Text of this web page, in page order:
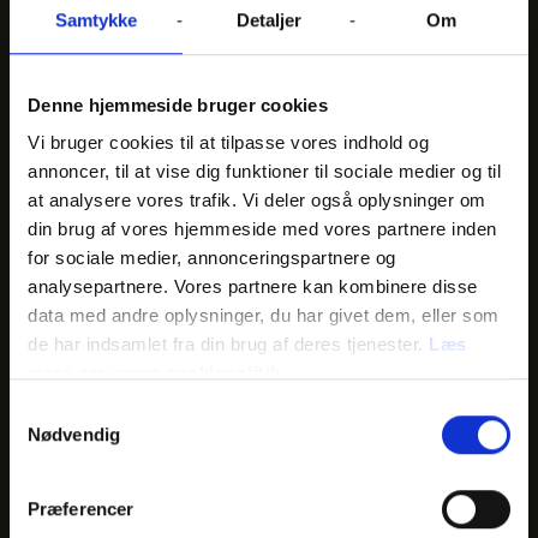
Samtykke Detaljer Om
Denne hjemmeside bruger cookies
Vi bruger cookies til at tilpasse vores indhold og
annoncer, til at vise dig funktioner til sociale medier og til
at analysere vores trafik. Vi deler også oplysninger om
din brug af vores hjemmeside med vores partnere inden
for sociale medier, annonceringspartnere og
analysepartnere. Vores partnere kan kombinere disse
data med andre oplysninger, du har givet dem, eller som
de har indsamlet fra din brug af deres tjenester. Læs
Nødvendig
Præferencer
10.04.2026
Alt for damerne bygger bro over
I Alt for damernes podcast Mit yngre jeg spørger
nogle af Danmarks mest livserfarne kvinder som
Vigga Bro, Hilda Heick, Bodil Jørgensen og Pia
Kjærsgaard: Hvilket råd ville du ønske, du havde
givet til dit yngre jeg? Sådan lyder starten på en
række ærlige og indsigtsfulde samtaler mellem to
kvinder på tværs af generationer.
Flygt fra mareridtet på skærmen
Nightmares III.